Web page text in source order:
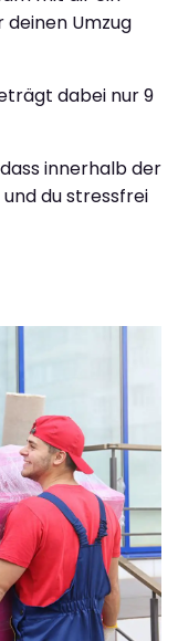
deinen Umzug
dabei nur 9
innerhalb der
du stressfrei